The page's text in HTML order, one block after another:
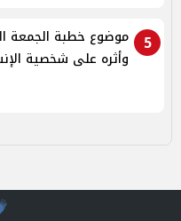
5
موضوع خطبة الجمعة
وأثره على شخصية